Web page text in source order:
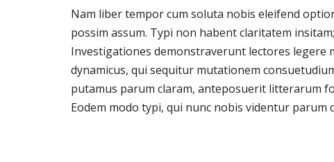
Nam liber tempor cum soluta nobis eleifend
possim assum. Typi non habent claritatem
Investigationes demonstraverunt lectores legere
dynamicus, qui sequitur mutationem
putamus parum claram, anteposuerit litterarum
Eodem modo typi, qui nunc nobis videntur